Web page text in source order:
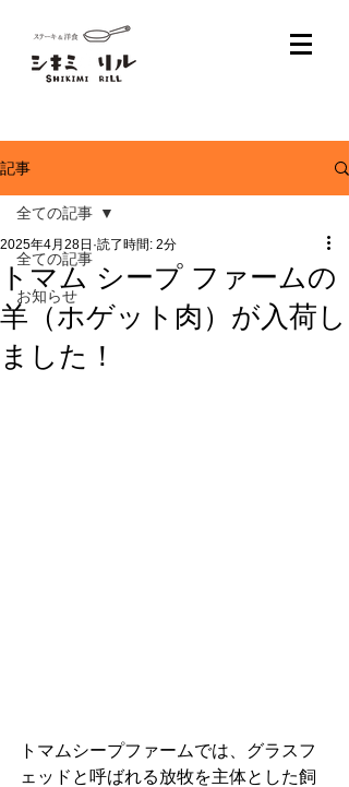
記事
全ての記事
お知らせ
全ての記事
トマム シープ ファームの
羊（ホゲット肉）が入荷し
ました！
2025年4月28日 読了時間: 2分
トマムシープファームでは、グラスフ
ェッドと呼ばれる放牧を主体とした飼